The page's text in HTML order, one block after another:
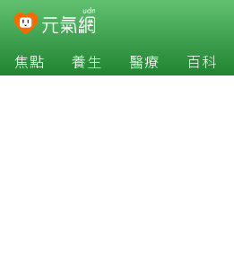
焦點 養生 醫療 百科